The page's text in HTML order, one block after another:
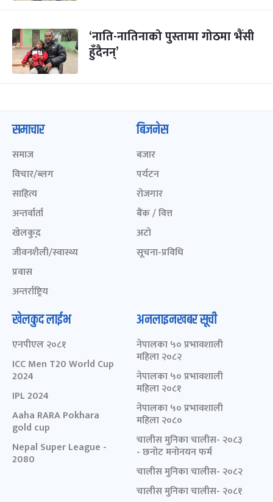
‘नाति-नातिनाको पुस्तामा गोठमा भैंसी
हुँदैनन्’
समाचार
समाज
विचार/ब्लग
साहित्य
अन्तर्वार्ता
खेलकुद़़
जीवनशैली/स्वास्थ्य
प्रवास
अन्तर्राष्ट्रिय
बिजनेस
बजार
पर्यटन
रोजगार
बैंक / वित्त
अटो
सूचना-प्रविधि
खेलकुद लाईभ
एनपीएल २०८१
ICC Men T20 World Cup
2024
IPL 2024
Aaha RARA Pokhara
gold cup
Nepal Super League -
2080
अनलाइनखबर सूची
नेपालका ५० प्रभावशाली
महिला २०८२
नेपालका ५० प्रभावशाली
महिला २०८१
नेपालका ५० प्रभावशाली
महिला २०८०
चालीस मुनिका चालीस- २०८३
- छनोट मनोनयन फर्म
चालीस मुनिका चालीस- २०८२
चालीस मुनिका चालीस- २०८१